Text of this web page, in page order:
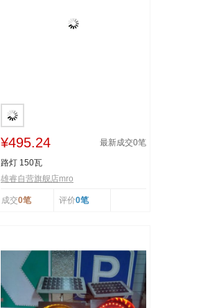
¥495.24 最新成交0笔
路灯 150瓦
雄睿自营旗舰店mro
成交0笔 评价0笔